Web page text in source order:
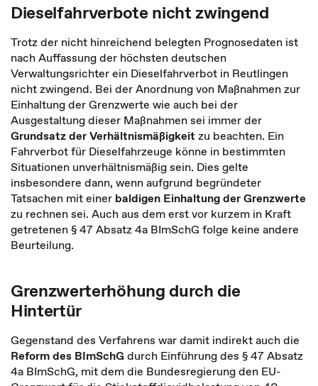
Dieselfahrverbote nicht zwingend
Trotz der nicht hinreichend belegten Prognosedaten ist
nach Auffassung der höchsten deutschen
Verwaltungsrichter ein Dieselfahrverbot in Reutlingen
nicht zwingend. Bei der Anordnung von Maßnahmen zur
Einhaltung der Grenzwerte wie auch bei der
Ausgestaltung dieser Maßnahmen sei immer der
Grundsatz der Verhältnismäßigkeit zu beachten. Ein
Fahrverbot für Dieselfahrzeuge könne in bestimmten
Situationen unverhältnismäßig sein. Dies gelte
insbesondere dann, wenn aufgrund begründeter
Tatsachen mit einer baldigen Einhaltung der Grenzwerte
zu rechnen sei. Auch aus dem erst vor kurzem in Kraft
getretenen § 47 Absatz 4a BImSchG folge keine andere
Beurteilung.
Grenzwerterhöhung durch die
Hintertür
Gegenstand des Verfahrens war damit indirekt auch die
Reform des BImSchG durch Einführung des § 47 Absatz
4a BImSchG, mit dem die Bundesregierung den EU-